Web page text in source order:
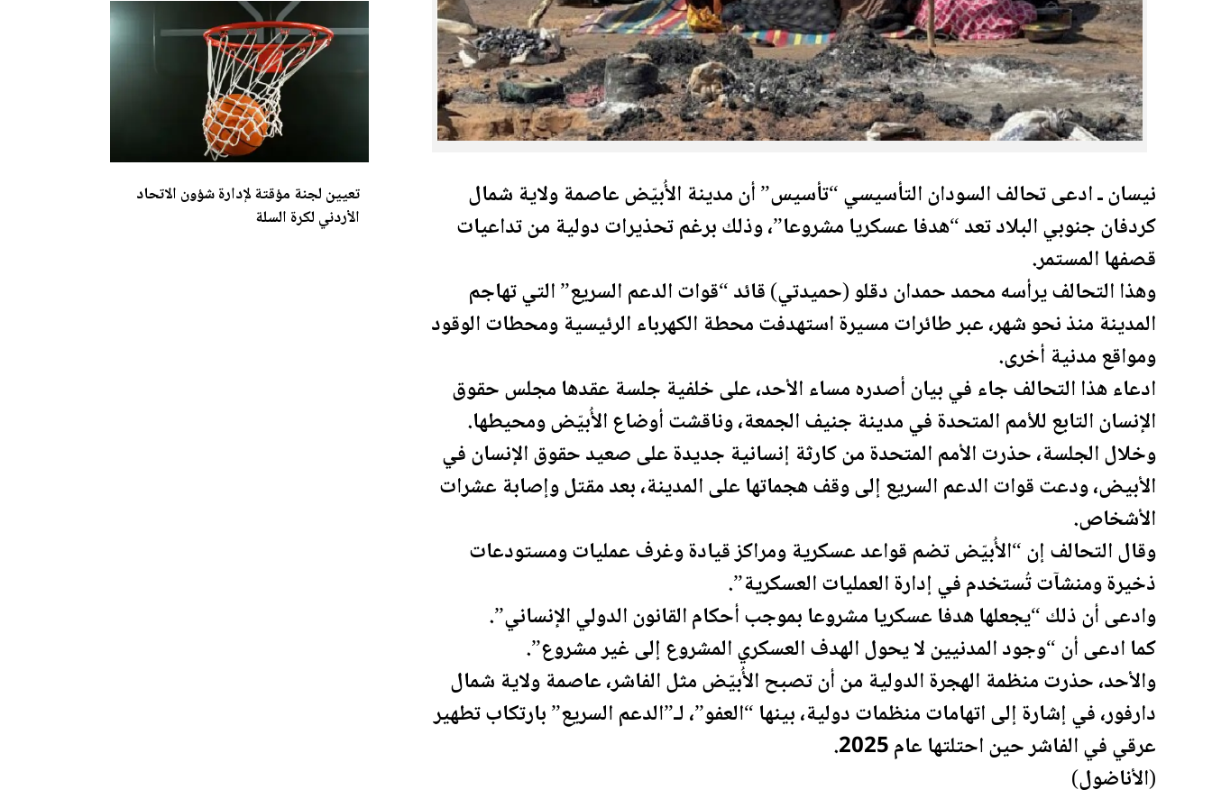
نيسان ـ ادعى تحالفالسودانالتأسيسي “تأسيس” أن مدينة الأُبيّض عاصمة ولاية شمال
كردفان جنوبي البلاد تعد “هدفا عسكريا مشروعا”، وذلك برغم تحذيرات دولية من تداعيات
قصفها المستمر.
وهذا التحالف يرأسه محمد حمدان دقلو (حميدتي) قائد “قوات الدعم السريع” التي تهاجم
المدينة منذ نحو شهر، عبر طائرات مسيرة استهدفت محطة الكهرباء الرئيسية ومحطات الوقود
ومواقع مدنية أخرى.
ادعاء هذا التحالف جاء في بيان أصدره مساء الأحد، على خلفية جلسة عقدها مجلس حقوق
الإنسان التابع للأمم المتحدة في مدينة جنيف الجمعة، وناقشت أوضاع الأُبيّض ومحيطها.
وخلال الجلسة، حذرت الأمم المتحدة من كارثة إنسانية جديدة على صعيد حقوق الإنسان في
الأبيض، ودعت قوات الدعم السريع إلى وقف هجماتها على المدينة، بعد مقتل وإصابة عشرات
الأشخاص.
وقال التحالف إن “الأُبيّض تضم قواعد عسكرية ومراكز قيادة وغرف عمليات ومستودعات
ذخيرة ومنشآت تُستخدم في إدارة العمليات العسكرية”.
وادعى أن ذلك “يجعلها هدفا عسكريا مشروعا بموجب أحكام القانون الدولي الإنساني”.
كما ادعى أن “وجود المدنيين لا يحول الهدف العسكري المشروع إلى غير مشروع”.
والأحد، حذرت منظمة الهجرة الدولية من أن تصبح الأُبيّض مثل الفاشر، عاصمة ولاية شمال
دارفور، في إشارة إلى اتهامات منظمات دولية، بينها “العفو”، لـ”الدعم السريع” بارتكاب تطهير
عرقي في الفاشر حين احتلتها عام 2025.
(الأناضول)
تعيين لجنة مؤقتة لإدارة شؤون الاتحاد
الأردني لكرة السلة